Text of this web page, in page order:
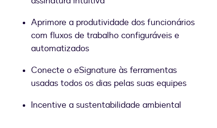
Aprimore a produtividade dos funcionários
com fluxos de trabalho configuráveis e
automatizados
Conecte o eSignature às ferramentas
usadas todos os dias pelas suas equipes
Incentive a sustentabilidade ambiental